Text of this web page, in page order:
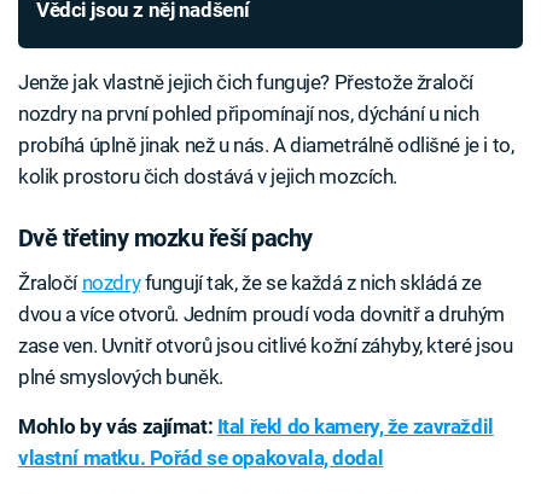
Vědci jsou z něj nadšení
Jenže jak vlastně jejich čich funguje? Přestože žraločí
nozdry na první pohled připomínají nos, dýchání u nich
probíhá úplně jinak než u nás. A diametrálně odlišné je i to,
kolik prostoru čich dostává v jejich mozcích.
Dvě třetiny mozku řeší pachy
Žraločí nozdryfungují tak, že se každá z nich skládá ze
dvou a více otvorů. Jedním proudí voda dovnitř a druhým
zase ven. Uvnitř otvorů jsou citlivé kožní záhyby, které jsou
plné smyslových buněk.
Mohlo by vás zajímat: Ital řekl do kamery, že zavraždil
vlastní matku. Pořád se opakovala, dodal